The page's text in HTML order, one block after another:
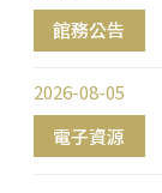
館務公告
電子資源
2026-08-05